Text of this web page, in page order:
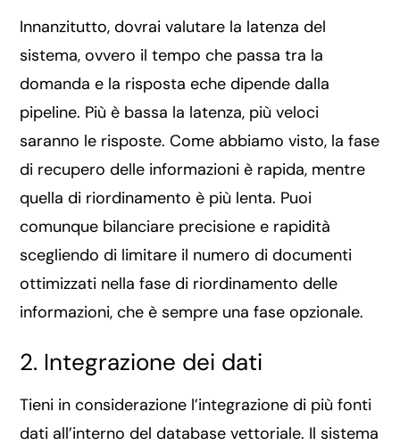
Innanzitutto, dovrai valutare la latenza del
sistema, ovvero il tempo che passa tra la
domanda e la risposta eche dipende dalla
pipeline. Più è bassa la latenza, più veloci
saranno le risposte. Come abbiamo visto, la fase
di recupero delle informazioni è rapida, mentre
quella di riordinamento è più lenta. Puoi
comunque bilanciare precisione e rapidità
scegliendo di limitare il numero di documenti
ottimizzati nella fase di riordinamento delle
informazioni, che è sempre una fase opzionale.
2. Integrazione dei dati
Tieni in considerazione l’integrazione di più fonti
dati all’interno del database vettoriale. Il sistema